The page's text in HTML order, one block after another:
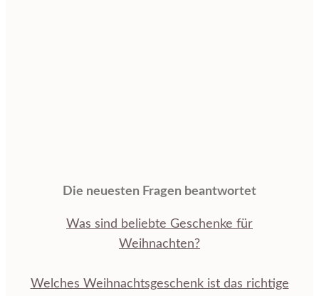
Die neuesten Fragen beantwortet
Was sind beliebte Geschenke für
Weihnachten?
Welches Weihnachtsgeschenk ist das richtige